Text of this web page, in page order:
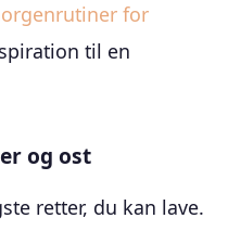
for
til en
og ost
retter, du kan lave.